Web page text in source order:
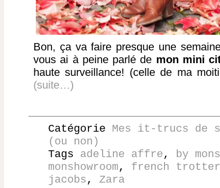
Bon, ça va faire presque une
vous ai à peine parlé de mon mini
haute surveillance! (celle de ma
(suite…)
Catégorie Mes it-trucs de
(ou non)
Tags adeline affre, by
monshowroom, french
jacobs, Zara